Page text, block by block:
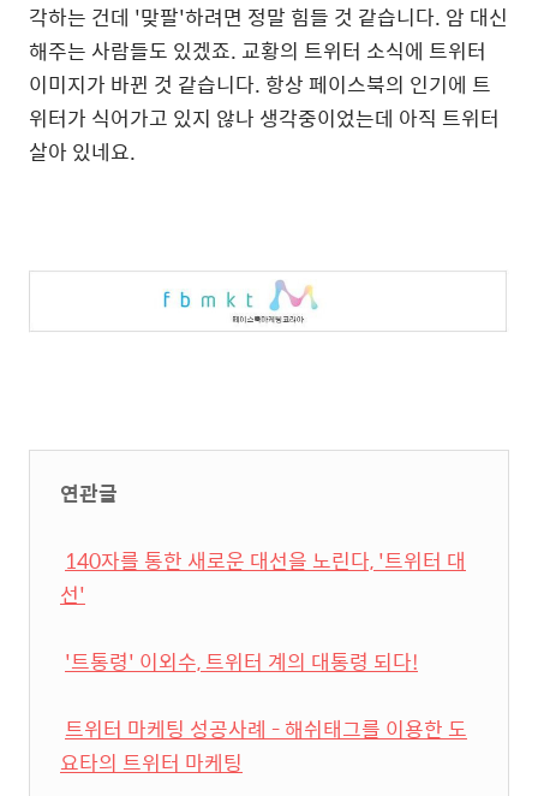
각하는 건데 '맞팔'하려면 정말 힘들 것 같습니다. 암 대신
해주는 사람들도 있겠죠. 교황의 트위터 소식에 트위터
이미지가 바뀐 것 같습니다. 항상 페이스북의 인기에 트
위터가 식어가고 있지 않나 생각중이었는데 아직 트위터
살아 있네요.
연관글
140자를 통한 새로운 대선을 노린다, '트위터 대
선'
'트통령' 이외수, 트위터 계의 대통령 되다!
트위터 마케팅 성공사례 - 해쉬태그를 이용한 도
요타의 트위터 마케팅